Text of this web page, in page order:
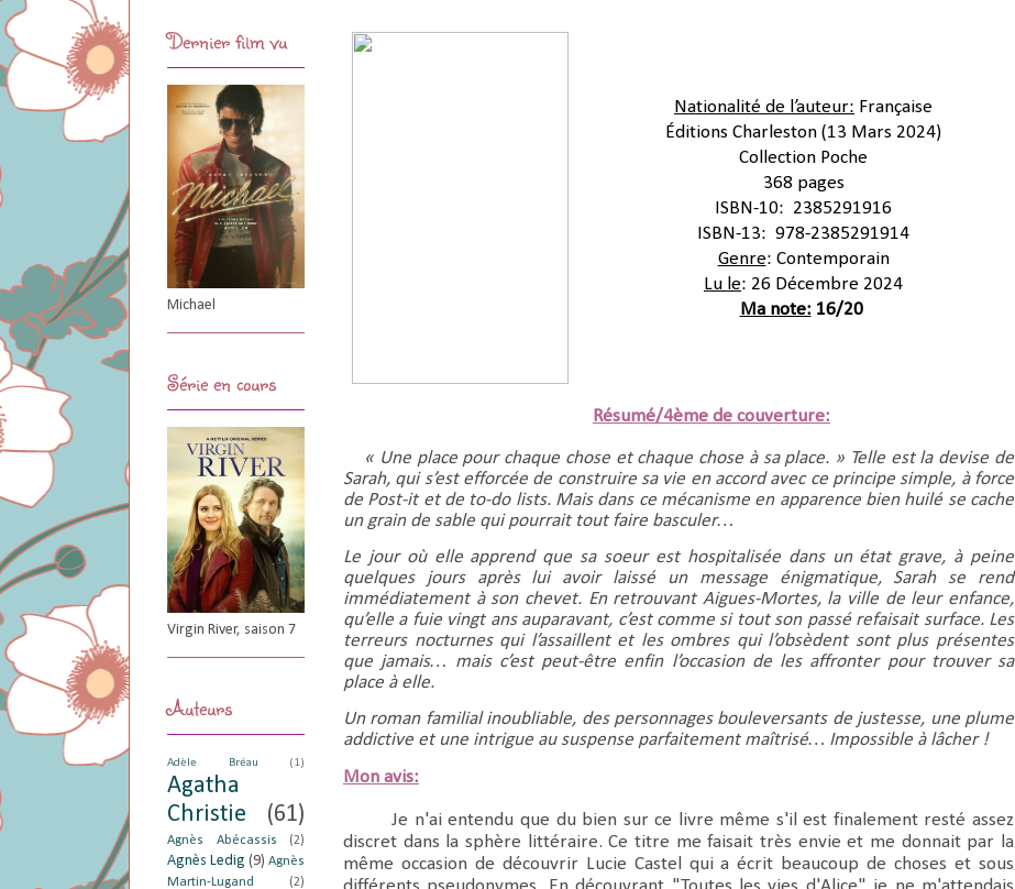
Nationalité de l’auteur: Française
Éditions Charleston (13 Mars 2024)
Collection Poche
368 pages
ISBN-10: 2385291916
ISBN-13: 978-2385291914
Genre: Contemporain
Lu le: 26 Décembre 2024
Ma note: 16/20
Résumé/4ème de couverture:
« Une place pour chaque chose et chaque chose à sa place. » Telle est la devise de
Sarah, qui s’est efforcée de construire sa vie en accord avec ce principe simple, à force
de Post-it et de to-do lists. Mais dans ce mécanisme en apparence bien huilé se cache
un grain de sable qui pourrait tout faire basculer…
Le jour où elle apprend que sa soeur est hospitalisée dans un état grave, à peine
quelques jours après lui avoir laissé un message énigmatique, Sarah se rend
immédiatement à son chevet. En retrouvant Aigues-Mortes, la ville de leur enfance,
qu’elle a fuie vingt ans auparavant, c’est comme si tout son passé refaisait surface. Les
terreurs nocturnes qui l’assaillent et les ombres qui l’obsèdent sont plus présentes
que jamais… mais c’est peut-être enfin l’occasion de les affronter pour trouver sa
place à elle.
Un roman familial inoubliable, des personnages bouleversants de justesse, une plume
addictive et une intrigue au suspense parfaitement maîtrisé… Impossible à lâcher !
Mon avis:
Je n'ai entendu que du bien sur ce livre même s'il est finalement resté assez
discret dans la sphère littéraire. Ce titre me faisait très envie et me donnait par la
même occasion de découvrir Lucie Castel qui a écrit beaucoup de choses et sous
Dernier film vu
Michael
Série en cours
Virgin River, saison 7
Auteurs
Adèle Bréau (1)
Agatha
Christie
(61)
Agnès Abécassis (2)
Agnès Ledig (9) Agnès
Martin-Lugand
(2)